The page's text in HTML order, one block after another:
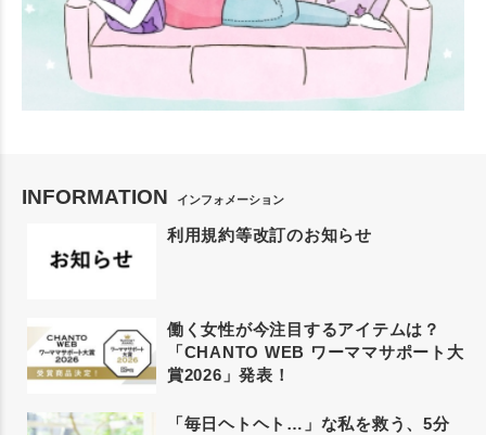
INFORMATION インフォメーション
利用規約等改訂のお知らせ
働く女性が今注目するアイテムは？
「CHANTO WEB ワーママサポート大
賞2026」発表！
「毎日ヘトヘト…」な私を救う、5分